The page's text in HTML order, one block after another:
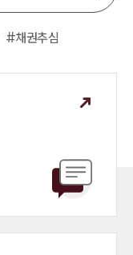
#채권추심